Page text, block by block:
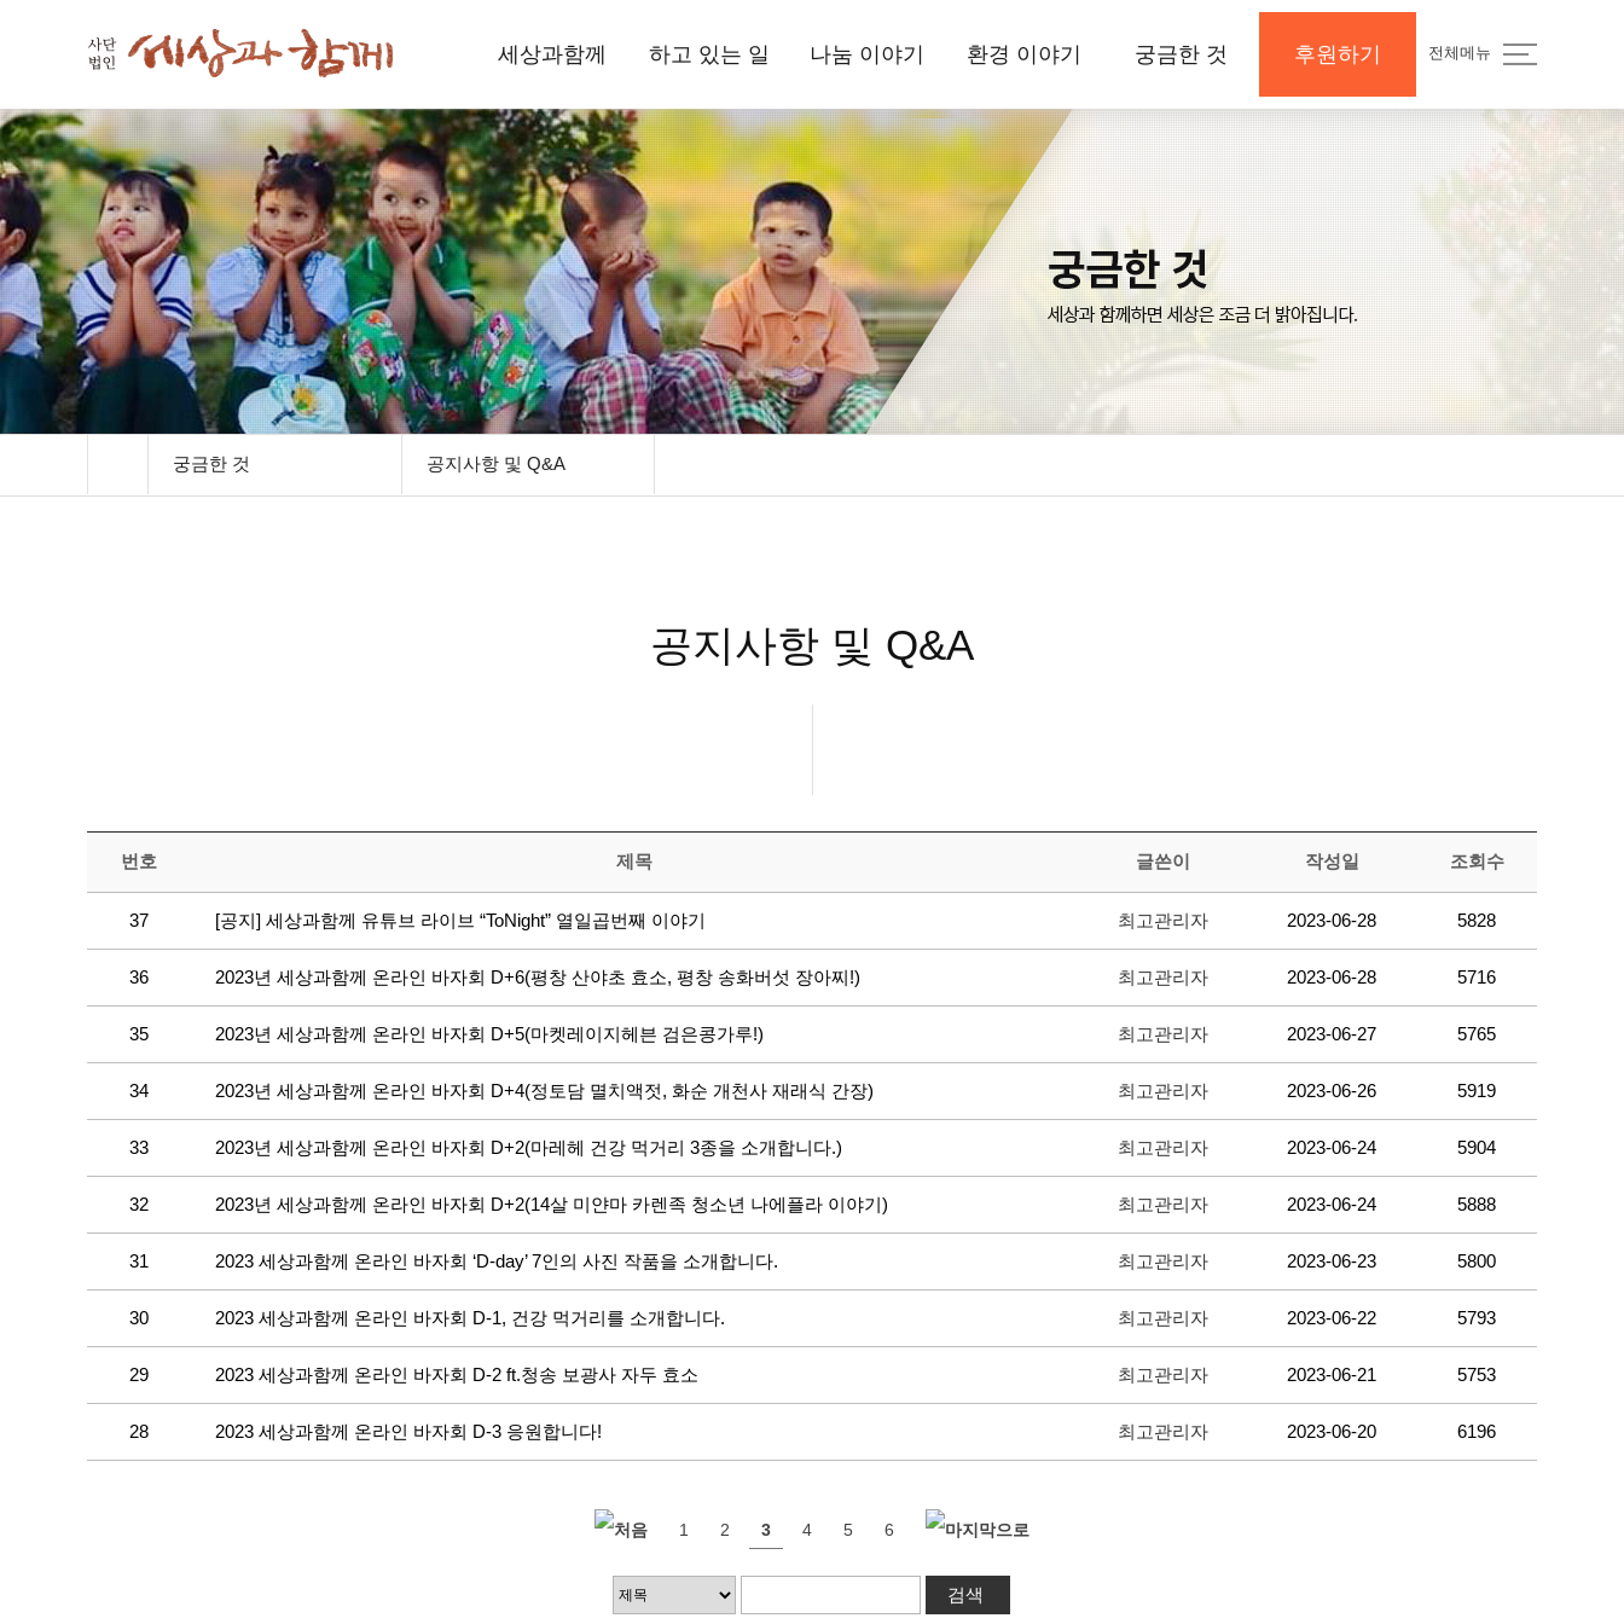
세상과함께
세상과함께
인사드립니다
함께하는 사람들
재정보고
오시는 길
하고 있는 일
국내사업
해외사업
환경사업
나눔 이야기
현장 소식
뉴스레터
정기간행물
기부소식
환경 이야기
삼보일배오체투지
환경상
활동 소식
자료실
삼보일배오체투지
자료실
궁금한 것
공지사항 및 Q&A
나의 후원내역
보도자료와 미디어
후원하기
후원하기
전체메뉴
궁금한 것 공지사항 및 Q&A
공지사항 및 Q&A
번호 제목 글쓴이 작성일 조회수
37 [공지] 세상과함께 유튜브 라이브 “ToNight” 열일곱번째 이야기 최고관리자 2023-06-28 5828
36 2023년 세상과함께 온라인 바자회 D+6(평창 산야초 효소, 평창 송화버섯 장아찌!) 최고관리자 2023-06-28 5716
35 2023년 세상과함께 온라인 바자회 D+5(마켓레이지헤븐 검은콩가루!) 최고관리자 2023-06-27 5765
34 2023년 세상과함께 온라인 바자회 D+4(정토담 멸치액젓, 화순 개천사 재래식 간장) 최고관리자 2023-06-26 5919
33 2023년 세상과함께 온라인 바자회 D+2(마레헤 건강 먹거리 3종을 소개합니다.) 최고관리자 2023-06-24 5904
32 2023년 세상과함께 온라인 바자회 D+2(14살 미얀마 카렌족 청소년 나에플라 이야기) 최고관리자 2023-06-24 5888
31 2023 세상과함께 온라인 바자회 ‘D-day’ 7인의 사진 작품을 소개합니다. 최고관리자 2023-06-23 5800
30 2023 세상과함께 온라인 바자회 D-1, 건강 먹거리를 소개합니다. 최고관리자 2023-06-22 5793
29 2023 세상과함께 온라인 바자회 D-2 ft.청송 보광사 자두 효소 최고관리자 2023-06-21 5753
28 2023 세상과함께 온라인 바자회 D-3 응원합니다! 최고관리자 2023-06-20 6196
1 2 3 4 5 6